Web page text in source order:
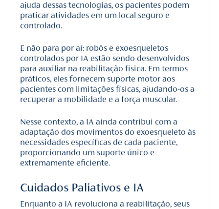
ajuda dessas tecnologias, os pacientes podem
praticar atividades em um local seguro e
controlado.
E não para por aí: robôs e exoesqueletos
controlados por IA estão sendo desenvolvidos
para auxiliar na reabilitação física. Em termos
práticos, eles fornecem suporte motor aos
pacientes com limitações físicas, ajudando-os a
recuperar a mobilidade e a força muscular.
Nesse contexto, a IA ainda contribui com a
adaptação dos movimentos do exoesqueleto às
necessidades específicas de cada paciente,
proporcionando um suporte único e
extremamente eficiente.
Cuidados Paliativos e IA
Enquanto a IA revoluciona a reabilitação, seus